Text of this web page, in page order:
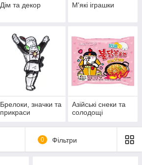
Дім та декор М'які іграшки
Брелоки, значки та
прикраси
Азійські снеки та
солодощі
0 Фільтри